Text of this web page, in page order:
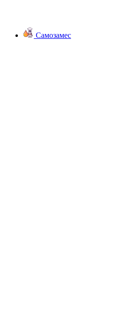
Самозамес